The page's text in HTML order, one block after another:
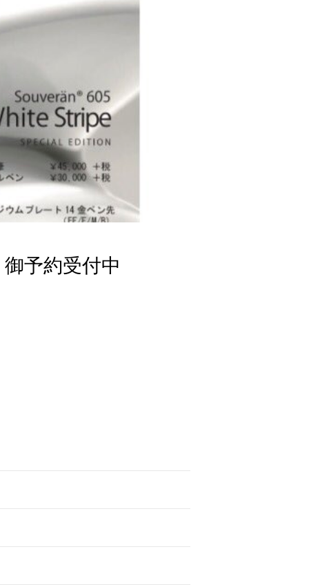
予約受付中